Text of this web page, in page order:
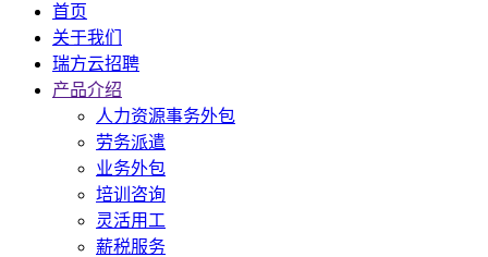
首页
关于我们
瑞方云招聘
产品介绍
人力资源事务外包
劳务派遣
业务外包
培训咨询
灵活用工
薪税服务